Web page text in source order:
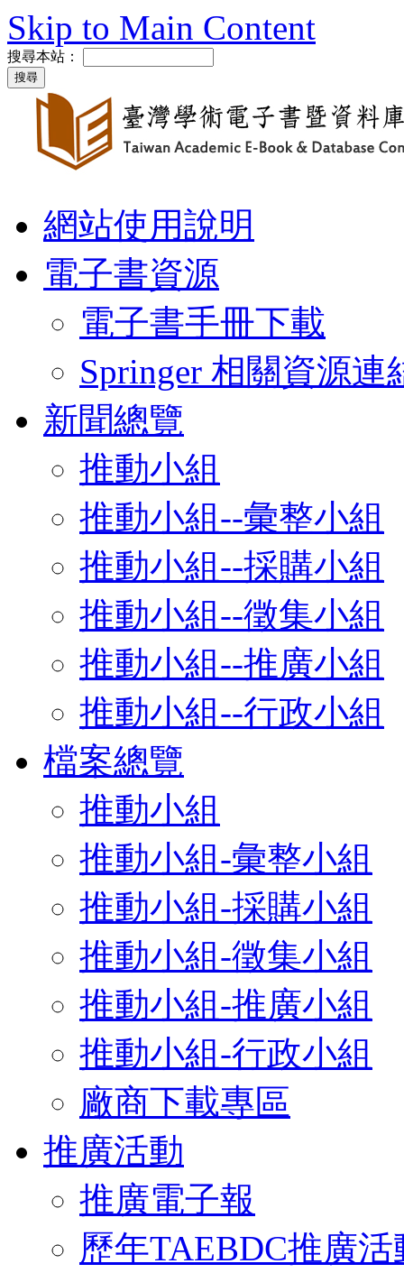
Skip to Main Content
搜尋本站：
網站使用說明
電子書資源
電子書手冊下載
Springer 相關資源連
新聞總覽
推動小組
推動小組--彙整小組
推動小組--採購小組
推動小組--徵集小組
推動小組--推廣小組
推動小組--行政小組
檔案總覽
推動小組
推動小組-彙整小組
推動小組-採購小組
推動小組-徵集小組
推動小組-推廣小組
推動小組-行政小組
廠商下載專區
推廣活動
推廣電子報
歷年TAEBDC推廣活